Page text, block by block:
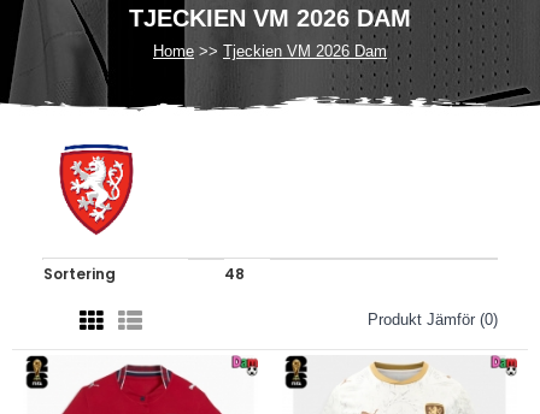
TJECKIEN VM 2026 DAM
Home Tjeckien VM 2026 Dam
Produkt Jämför (0)